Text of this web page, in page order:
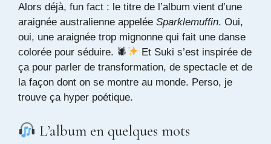
Alors déjà, fun fact : le titre de l’album vient d’une
araignée australienne appelée Sparklemuffin. Oui,
oui, une araignée trop mignonne qui fait une danse
colorée pour séduire. 🕷
Et Suki s’est inspirée de
ça pour parler de transformation, de spectacle et de
la façon dont on se montre au monde. Perso, je
trouve ça hyper poétique.
L’album en quelques mots